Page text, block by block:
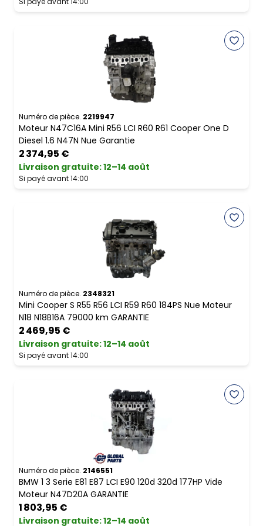
Numéro de pièce. 2219947
Moteur N47C16A Mini R56 LCI R60 R61 Cooper One D
Diesel 1.6 N47N Nue Garantie
2 374,95 €
Livraison gratuite:12–14 août
Si payé avant 14:00
Numéro de pièce. 2348321
Mini Cooper S R55 R56 LCI R59 R60 184PS Nue Moteur
N18 N18B16A 79000 km GARANTIE
2 469,95 €
Livraison gratuite:12–14 août
Si payé avant 14:00
Numéro de pièce. 2146551
BMW 1 3 Serie E81 E87 LCI E90 120d 320d 177HP Vide
Moteur N47D20A GARANTIE
1 803,95 €
Livraison gratuite:12–14 août